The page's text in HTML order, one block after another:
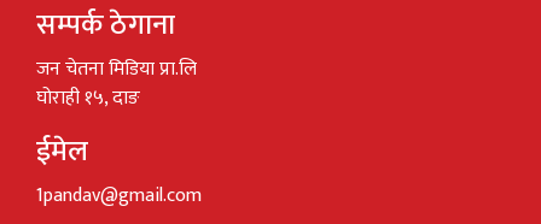
सम्पर्क ठेगाना
जन चेतना मिडिया प्रा.लि
घोराही १५, दाङ
ईमेल
1pandav@gmail.com